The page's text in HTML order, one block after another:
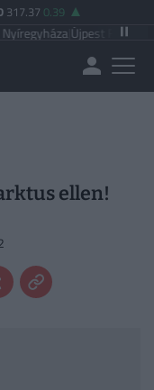
317.37 0.39
|Újpest FC4-2
ellen!